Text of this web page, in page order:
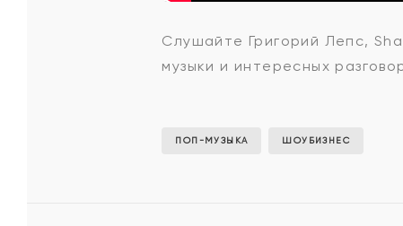
Григорий
Shaman
Слушайте Григорий Лепс,
музыки и интересных
ПОП-МУЗЫКА ШОУБИЗНЕС